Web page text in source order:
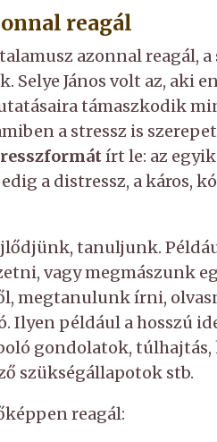
reagál
azonnal reagál, a
János volt az, aki
támaszkodik
a stressz is
írt le: az egyik
a distressz, a káros,
tanuljunk.
vagy megmászunk
megtanulunk írni,
Ilyen például a hosszú
gondolatok,
szükségállapotok stb.
reagál: